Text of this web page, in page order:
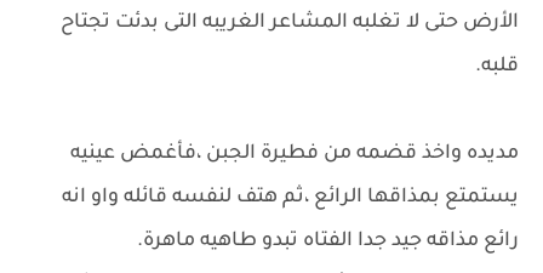
الأرض حتى لا تغلبه المشاعر الغريبه التى بدئت تجتاح
قلبه.
مديده واخذ قضمه من فطيرة الجبن ،فأغمض عينيه
يستمتع بمذاقها الرائع ،ثم هتف لنفسه قائله واو انه
رائع مذاقه جيد جدا الفتاه تبدو طاهيه ماهرة.